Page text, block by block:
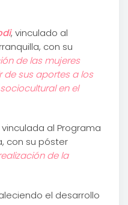
, vinculado al
con su
de las mujeres
de sus aportes a los
en el
vinculada al Programa
con su póster
de la
el desarrollo